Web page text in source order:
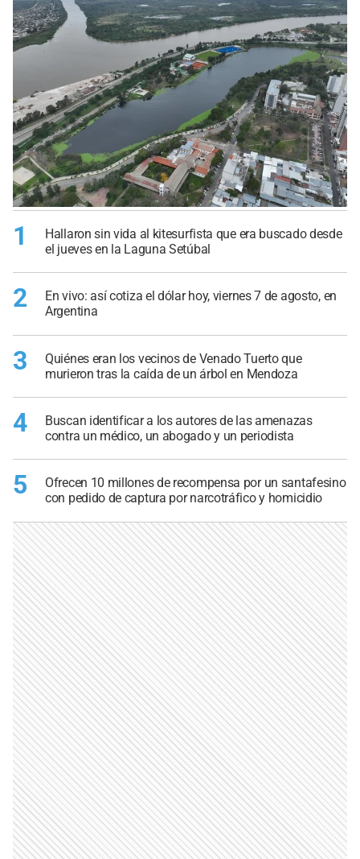
1
Hallaron sin vida al kitesurfista que era buscado desde
el jueves en la Laguna Setúbal
2
En vivo: así cotiza el dólar hoy, viernes 7 de agosto, en
Argentina
3
Quiénes eran los vecinos de Venado Tuerto que
murieron tras la caída de un árbol en Mendoza
4
Buscan identificar a los autores de las amenazas
contra un médico, un abogado y un periodista
5
Ofrecen 10 millones de recompensa por un santafesino
con pedido de captura por narcotráfico y homicidio